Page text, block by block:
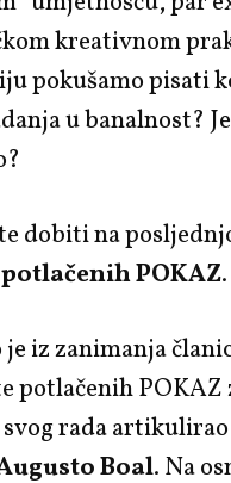
kreativnom
pokušamo pisati
u banalnost?
dobiti na
POKAZ.
iz zanimanja
potlačenih
rada
Boal. Na